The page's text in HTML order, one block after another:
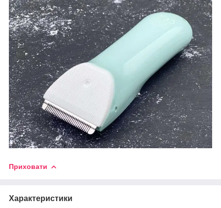
Приховати
Характеристики